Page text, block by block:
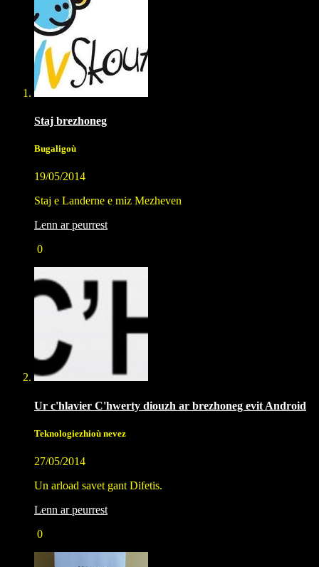
Staj brezhoneg
Bugaligoù
19/05/2014
Staj e Landerne e miz Mezheven
Lenn ar peurrest
0
Ur c'hlavier C'hwerty diouzh ar brezhoneg evit Android
Teknologiezhioù nevez
27/05/2014
Un arload savet gant Difetis.
Lenn ar peurrest
0